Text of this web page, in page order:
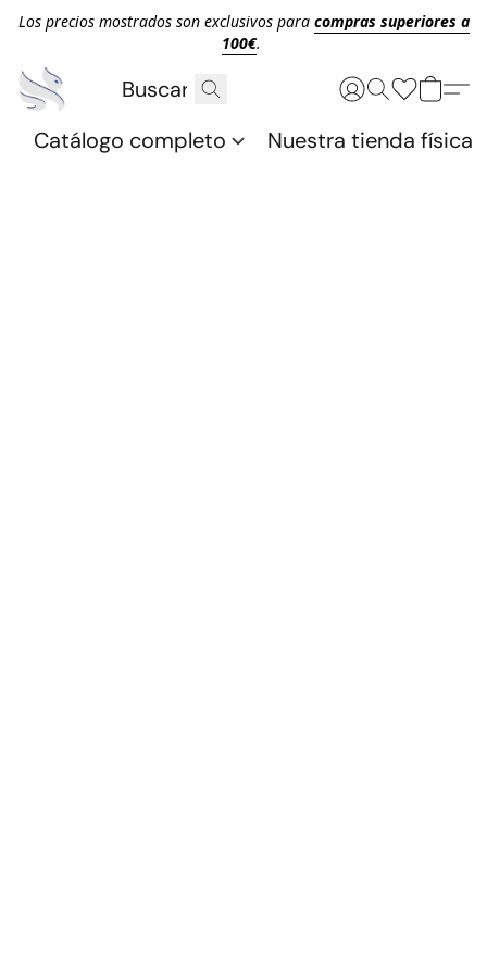
Los precios mostrados son exclusivos para compras superiores a
100€.
Catálogo completo Nuestra tienda física